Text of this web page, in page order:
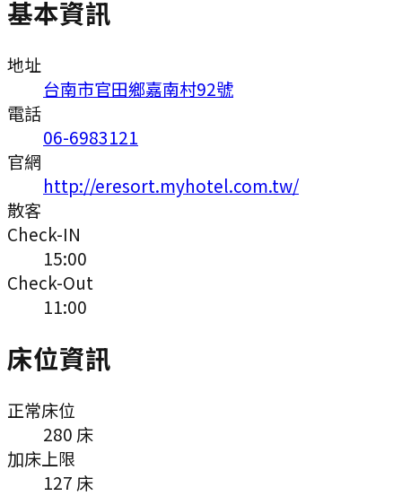
基本資訊
地址
台南市官田鄉嘉南村92號
電話
06-6983121
官網
http://eresort.myhotel.com.tw/
散客
Check-IN
15:00
Check-Out
11:00
床位資訊
正常床位
280 床
加床上限
127 床